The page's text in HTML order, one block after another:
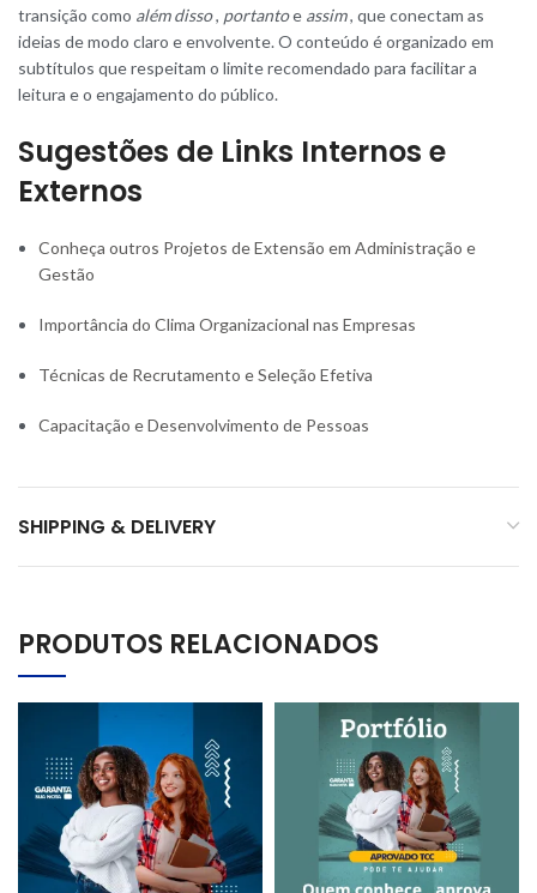
transição como além disso, portantoe assim, que conectam as
ideias de modo claro e envolvente. O conteúdo é organizado em
subtítulos que respeitam o limite recomendado para facilitar a
leitura e o engajamento do público.
Sugestões de Links Internos e
Externos
Conheça outros Projetos de Extensão em Administração e
Gestão
Importância do Clima Organizacional nas Empresas
Técnicas de Recrutamento e Seleção Efetiva
Capacitação e Desenvolvimento de Pessoas
SHIPPING & DELIVERY
PRODUTOS RELACIONADOS